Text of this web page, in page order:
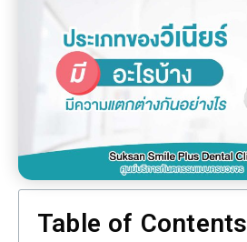
Table of Contents